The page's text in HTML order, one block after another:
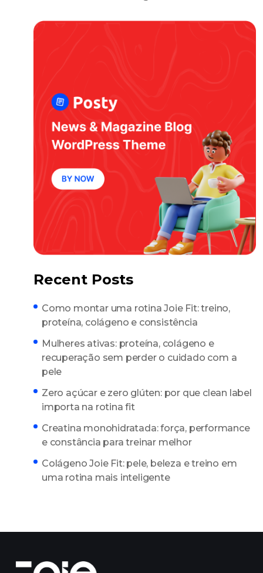
Recent Posts
Como montar uma rotina Joie Fit: treino,
proteína, colágeno e consistência
Mulheres ativas: proteína, colágeno e
recuperação sem perder o cuidado com a
pele
Zero açúcar e zero glúten: por que clean label
importa na rotina fit
Creatina monohidratada: força, performance
e constância para treinar melhor
Colágeno Joie Fit: pele, beleza e treino em
uma rotina mais inteligente